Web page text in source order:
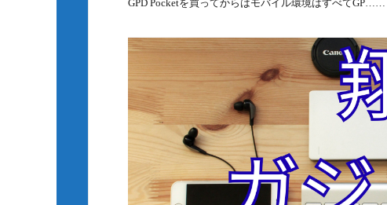
GPD Pocketを買ってからはモバイル環境はすべてGP……